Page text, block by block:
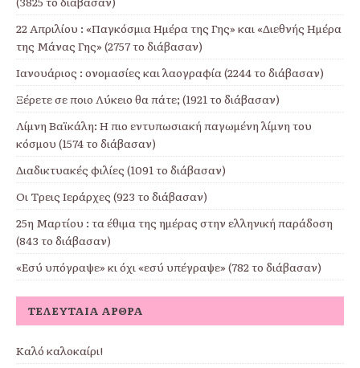
22 Απριλίου : «Παγκόσμια Ημέρα της Γης» και «Διεθνής Ημέρα
της Μάνας Γης» (2757 το διάβασαν)
Ιανουάριος : ονομασίες και λαογραφία (2244 το διάβασαν)
Ξέρετε σε ποιο Λύκειο θα πάτε; (1921 το διάβασαν)
Λίμνη Βαϊκάλη: Η πιο εντυπωσιακή παγωμένη λίμνη του
κόσμου (1574 το διάβασαν)
Διαδικτυακές φιλίες (1091 το διάβασαν)
Οι Τρεις Ιεράρχες (923 το διάβασαν)
25η Μαρτίου : τα έθιμα της ημέρας στην ελληνική παράδοση
(843 το διάβασαν)
«Εσύ υπόγραψε» κι όχι «εσύ υπέγραψε» (782 το διάβασαν)
ΤΕΛΕΥΤΑΊΑ ΆΡΘΡΑ
Καλό καλοκαίρι!